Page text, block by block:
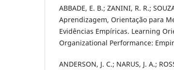
ABBADE, E. B.; ZANINI, R. R.;
Aprendizagem, Orientação para
Evidências Empíricas. Learning
Organizational Performance:
ANDERSON, J. C.; NARUS, J. A.;